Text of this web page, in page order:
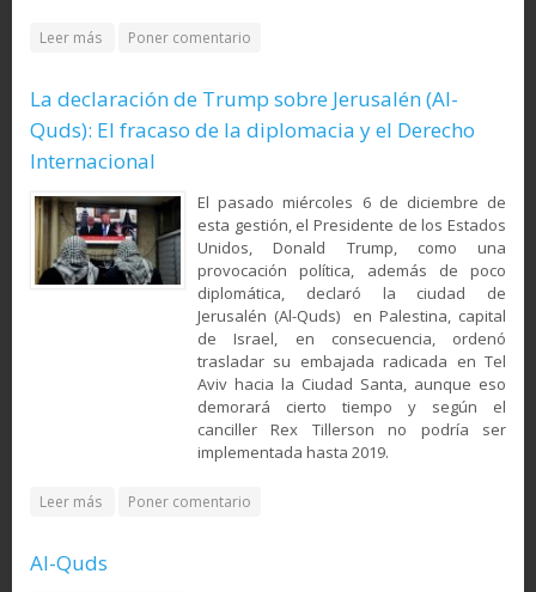
Leer más about La Resistencia Islámica de pie frente al imperialismo:
Poner comentario
La declaración de Trump sobre Jerusalén (Al-
Quds): El fracaso de la diplomacia y el Derecho
Internacional
El pasado miércoles 6 de diciembre de
esta gestión, el Presidente de los Estados
Unidos, Donald Trump, como una
provocación política, además de poco
diplomática, declaró la ciudad de
Jerusalén (Al-Quds) en Palestina, capital
de Israel, en consecuencia, ordenó
trasladar su embajada radicada en Tel
Aviv hacia la Ciudad Santa, aunque eso
demorará cierto tiempo y según el
canciller Rex Tillerson no podría ser
implementada hasta 2019.
Leer más about La declaración de Trump sobre Jerusalén (Al-Quds):
Poner comentario
Al-Quds